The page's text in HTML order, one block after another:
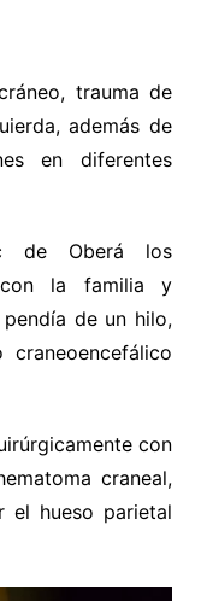
trauma de
además de
en diferentes
de Oberá los
con la familia y
de un hilo,
con
craneal,
el hueso parietal